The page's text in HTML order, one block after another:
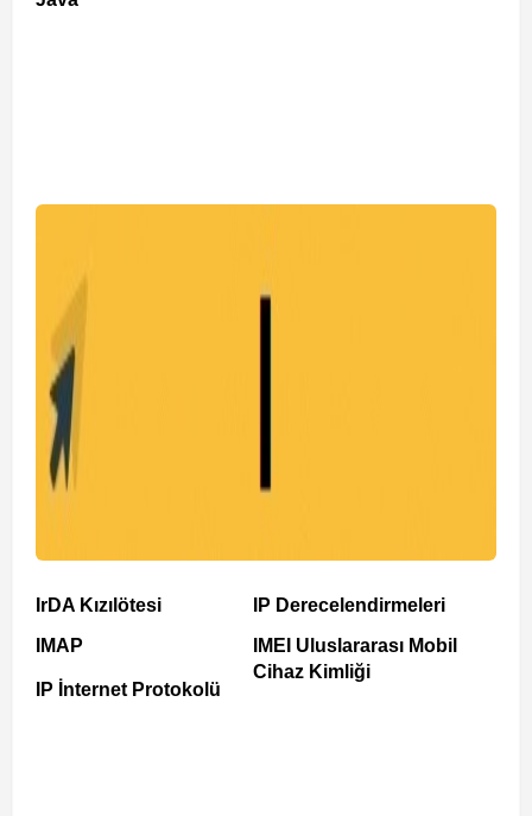
IrDA Kızılötesi
IMAP
IP İnternet Protokolü
IP Derecelendirmeleri
IMEI Uluslararası Mobil
Cihaz Kimliği